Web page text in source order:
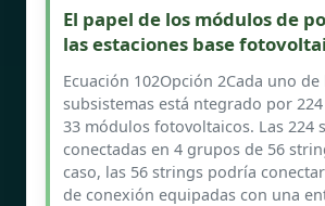
El papel de los módulos de
las estaciones base
Ecuación 102Opción 2Cada uno de
subsistemas está ntegrado por
33 módulos fotovoltaicos. Las 224
conectadas en 4 grupos de 56
caso, las 56 strings podría
de conexión equipadas con una